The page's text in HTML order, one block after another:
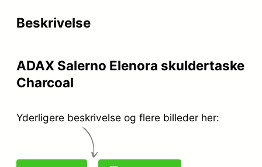
i
v
r
:
k
k
.
1
Beskrivelse
ADAX Salerno Elenora skuldertaske
Charcoal
Yderligere beskrivelse og flere billeder her: